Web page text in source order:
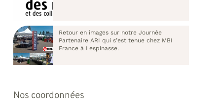
Retour en images sur notre Journée
Partenaire ARI qui s’est tenue chez MBI
France à Lespinasse.
Nos coordonnées